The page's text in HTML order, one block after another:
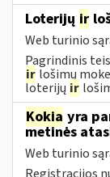
Loterijų ir
Web turinio
Pagrindinis
ir lošimų
loterijų ir
Kokia yra
metinės
Web turinio
Registracijos